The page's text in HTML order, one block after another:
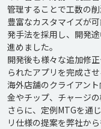
管理することで工数の
豊富なカスタマイズが
発手法を採用し、開発
進めました。
開発後も様々な追加修
られたアプリを完成さ
海外店舗のクライアン
金やチップ、チャージ
さらに、定例MTGを通
リ仕様の提案を弊社から